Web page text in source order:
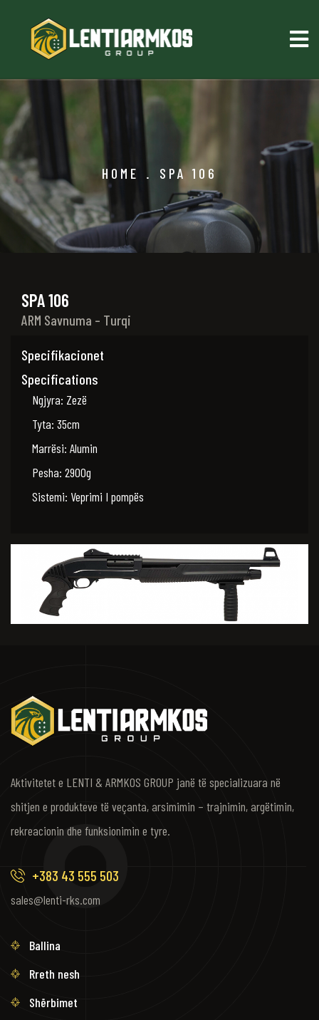
HOME . SPA 106
SPA 106
ARM Savnuma – Turqi
Specifikacionet
Specifications
Ngjyra: Zezë
Tyta: 35cm
Marrësi: Alumin
Pesha: 2900g
Sistemi: Veprimi I pompës
Aktivitetet e LENTI & ARMKOS GROUP janë të specializuara në
shitjen e produkteve të veçanta, arsimimin – trajnimin, argëtimin,
rekreacionin dhe funksionimin e tyre.
+383 43 555 503
sales@lenti-rks.com
Ballina
Rreth nesh
Shërbimet